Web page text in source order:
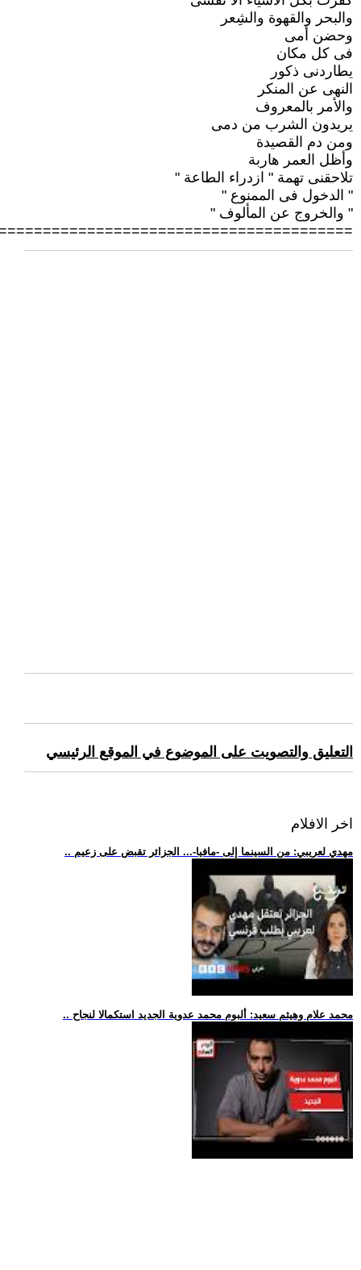
والبحر والقهوة والشِعر
وحضن أمى
فى كل مكان
يطاردنى ذكور
النهى عن المنكر
والأمر بالمعروف
يريدون الشرب من دمى
ومن دم القصيدة
وأظل العمر هاربة
تلاحقنى تهمة " ازدراء الطاعة "
" الدخول فى الممنوع "
" والخروج عن المألوف "
التعليق والتصويت على الموضوع في الموقع الرئيسي
اخر الافلام
.. مهدي لعريبي: من السينما إلى -مافيا-... الجزائر تقبض على زعيم
.. محمد علام وهيثم سعيد: ألبوم محمد عدوية الجديد استكمالا لنجاح